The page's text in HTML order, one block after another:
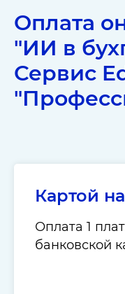
Оплата
"ИИ в
Сервис
Картой
Оплата 1
банковской